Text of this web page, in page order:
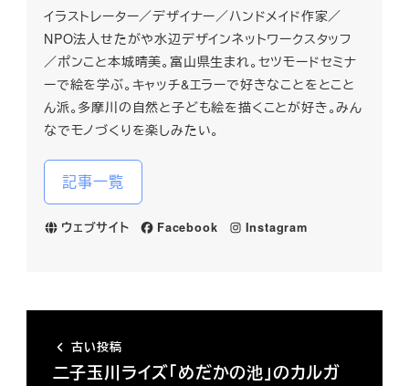
イラストレーター／デザイナー／ハンドメイド作家／
NPO法人せたがや水辺デザインネットワークスタッフ
／ポンこと本城晴美。富山県生まれ。セツモードセミナ
ーで絵を学ぶ。キャッチ&エラーで好きなことをとこと
ん派。多摩川の自然と子ども絵を描くことが好き。みん
なでモノづくりを楽しみたい。
記事一覧
ウェブサイト Facebook Instagram
古い投稿
二子玉川ライズ「めだかの池」のカルガ